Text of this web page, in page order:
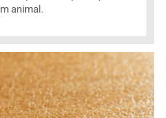
animal.